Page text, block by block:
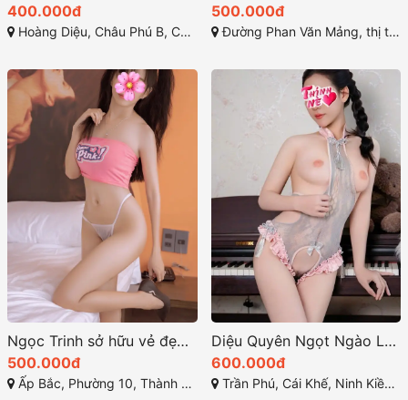
400.000đ
Hoàng Diệu, Châu Phú B, Châu Đốc, An Giang
500.000đ
Đường Phan Văn Mảng, thị trấn Bến Lức, huyện Bến Lức, tỉnh Long An
Ngọc Trinh sở hữu vẻ đẹp thanh thoát với vóc dáng cân đối
500.000đ
Ấp Bắc, Phường 10, Thành phố Mỹ Tho, Tiền Giang
Diệu Quyên Ngọt Ngào Làm Tình Đỉnh
600.000đ
Trần Phú, Cái Khế, Ninh Kiều, Cần Thơ